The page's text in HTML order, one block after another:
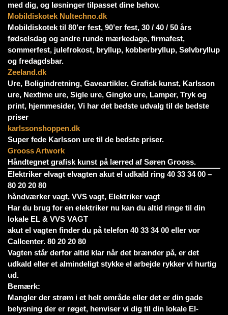
med dig, og løsninger tilpasset dine behov.
Mobildiskotek Nultechno.dk
Mobildiskotek til 80’er fest, 90’er fest, 30 / 40 / 50 års
fødselsdag og andre runde mærkedage, firmafest,
sommerfest, julefrokost, bryllup, kobberbryllup, Sølvbryllup
og fredagdsbar.
Zeeland.dk
Ure, Boligindretning, Gaveartikler, Grafisk kunst, Karlsson
ure, Nextime ure, Sigle ure, Gingko ure, Lamper, Tryk og
print, hjemmesider, Vi har det bedste udvalg til de bedste
priser
karlssonshoppen.dk
Super fede Karlsson ure til de bedste priser.
Grooss Artwork
Håndtegnet grafisk kunst på lærred af Søren Grooss.
Elektriker elvagt elvagten akut el udkald ring 40 33 34 00 –
80 20 20 80
håndværker vagt, VVS vagt, Elektriker vagt
Har du brug for en elektriker nu kan du altid ringe til din
lokale EL & VVS VAGT
akut el vagten finder du på telefon 40 33 34 00 eller vor
Callcenter. 80 20 20 80
Vagten står derfor altid klar når det brænder på, er det
udkald eller et almindeligt stykke el arbejde rykker vi hurtig
ud.
Bemærk:
Mangler der strøm i et helt område eller det er din gade
belysning der er røget, henviser vi dig til din lokale El-